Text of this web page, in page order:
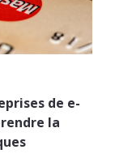
de e-
la